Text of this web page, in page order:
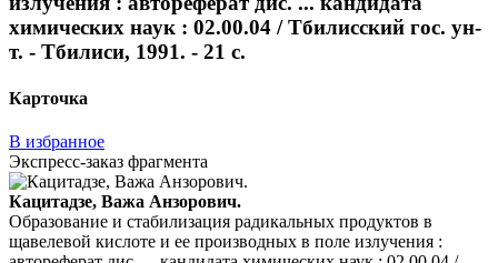
химических наук : 02.00.04 / Тбилисский гос. ун-
т. - Тбилиси, 1991. - 21 с.
Карточка
В избранное
Экспресс-заказ фрагмента
Кацитадзе, Важа Анзорович.
Образование и стабилизация радикальных продуктов в
щавелевой кислоте и ее производных в поле излучения :